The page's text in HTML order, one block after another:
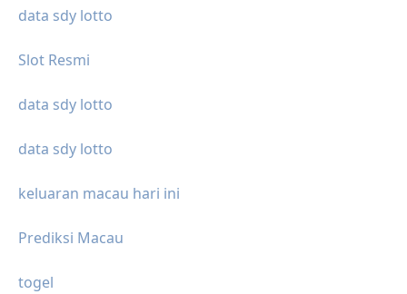
data sdy lotto
Slot Resmi
data sdy lotto
data sdy lotto
keluaran macau hari ini
Prediksi Macau
togel